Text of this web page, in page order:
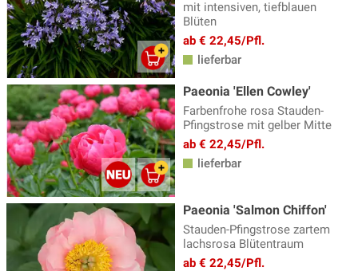
mit intensiven, tiefblauen
Blüten
ab € 22,45/Pfl.
lieferbar
Paeonia 'Ellen Cowley'
Farbenfrohe rosa Stauden-
Pfingstrose mit gelber Mitte
ab € 22,45/Pfl.
lieferbar
Paeonia 'Salmon Chiffon'
Stauden-Pfingstrose zartem
lachsrosa Blütentraum
ab € 22,45/Pfl.